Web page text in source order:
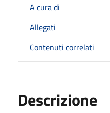
A cura di
Allegati
Contenuti correlati
Descrizione